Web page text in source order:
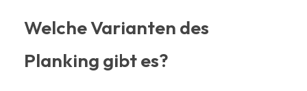
Welche Varianten des
Planking gibt es?